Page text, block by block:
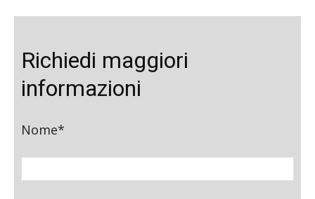
Richiedi maggiori
informazioni
Nome*